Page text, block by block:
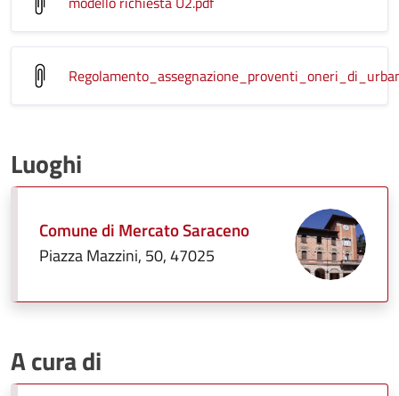
Luoghi
Comune di Mercato Saraceno
Piazza Mazzini, 50, 47025
A cura di